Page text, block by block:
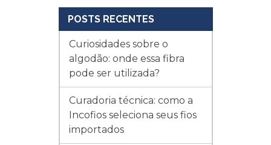
POSTS RECENTES
Curiosidades sobre o
algodão: onde essa fibra
pode ser utilizada?
Curadoria técnica: como a
Incofios seleciona seus fios
importados